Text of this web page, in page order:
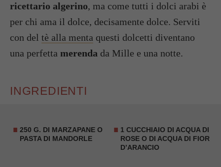
ricettario algerino, ma come tutti i dolci arabi è
per chi ama il dolce, decisamente dolce. Serviti
con del tè alla menta questi dolcetti diventano
una perfetta merenda da Mille e una notte.
INGREDIENTI
250 G. DI MARZAPANE O
PASTA DI MANDORLE
1 CUCCHIAIO DI ACQUA DI
ROSE O DI ACQUA DI FIOR
D’ARANCIO